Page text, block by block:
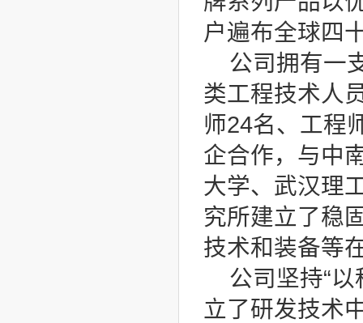
户遍布全球四
公司拥有一
类工程技术人
师24名、工程
企合作，与中
大学、武汉理
究所建立了稳
技术和装备等
公司坚持“
立了研发技术